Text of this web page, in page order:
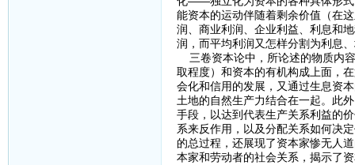
能资本的运动伴随着剩余价值（在
润、商业利润、企业利益、利息和
润，而平均利润又怎样分割为利息
三卷资本论中，所论述的物质内
取程度）和资本的有机构成上面，
会化和信用的发展，又通过生息资
土地的自然生产力结合在一起。此
手段，以达到代表生产关系利益的
系来反作用，以及分配关系如何决
的总过程，还展现了资本家惨无人
本家和劳动者的社会关系，揭示了